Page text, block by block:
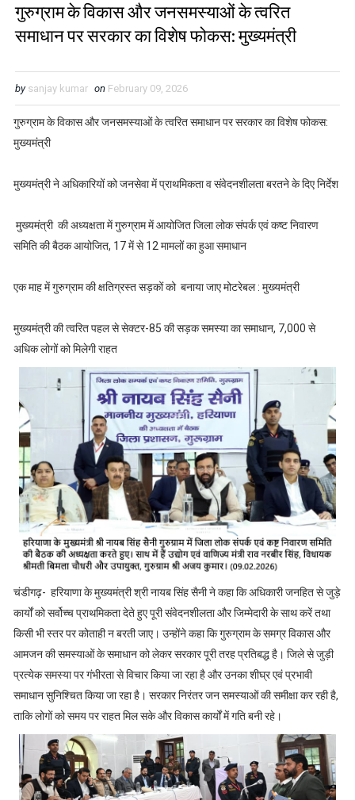
गुरुग्राम के विकास और जनसमस्याओं के त्वरित
समाधान पर सरकार का विशेष फोकस: मुख्यमंत्री
by sanjay kumar on February 09, 2026
गुरुग्राम के विकास और जनसमस्याओं के त्वरित समाधान पर सरकार का विशेष फोकस:
मुख्यमंत्री
मुख्यमंत्री ने अधिकारियों को जनसेवा में प्राथमिकता व संवेदनशीलता बरतने के दिए निर्देश
मुख्यमंत्री की अध्यक्षता में गुरुग्राम में आयोजित जिला लोक संपर्क एवं कष्ट निवारण
समिति की बैठक आयोजित, 17 में से 12 मामलों का हुआ समाधान
एक माह में गुरुग्राम की क्षतिग्रस्त सड़कों को बनाया जाए मोटरेबल : मुख्यमंत्री
मुख्यमंत्री की त्वरित पहल से सेक्टर-85 की सड़क समस्या का समाधान, 7,000 से
अधिक लोगों को मिलेगी राहत
चंडीगढ़- हरियाणा के मुख्यमंत्री श्री नायब सिंह सैनी ने कहा कि अधिकारी जनहित से जुड़े
कार्यों को सर्वोच्च प्राथमिकता देते हुए पूरी संवेदनशीलता और जिम्मेदारी के साथ करें तथा
किसी भी स्तर पर कोताही न बरती जाए। उन्होंने कहा कि गुरुग्राम के समग्र विकास और
आमजन की समस्याओं के समाधान को लेकर सरकार पूरी तरह प्रतिबद्ध है। जिले से जुड़ी
प्रत्येक समस्या पर गंभीरता से विचार किया जा रहा है और उनका शीघ्र एवं प्रभावी
समाधान सुनिश्चित किया जा रहा है। सरकार निरंतर जन समस्याओं की समीक्षा कर रही है,
ताकि लोगों को समय पर राहत मिल सके और विकास कार्यों में गति बनी रहे।